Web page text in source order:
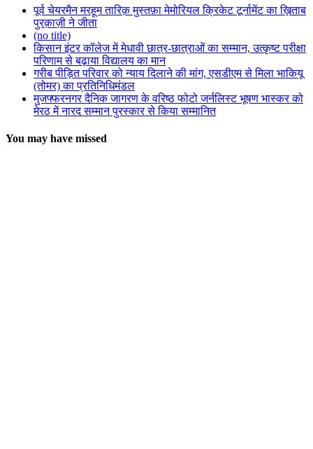
पूर्व चेयरमैन मरहूम तारिक़ मुस्तफ़ा मेमोरियल क्रिकेट टूर्नामेंट का ख़िताब
पुरक़ाज़ी ने जीता
(no title)
किसान इंटर कॉलेज में मेधावी छात्र-छात्राओं का सम्मान, उत्कृष्ट परीक्षा
परिणाम से बढ़ाया विद्यालय का मान
गरीब पीड़ित परिवार को न्याय दिलाने की मांग, एसडीएम से मिला भाकियू
(तोमर) का प्रतिनिधिमंडल
मुजफ्फरनगर दैनिक जागरण के वरिष्ठ फोटो जर्नलिस्ट भूषण भास्कर को
मेरठ में नारद सम्मान पुरस्कार से किया सम्मानित
You may have missed